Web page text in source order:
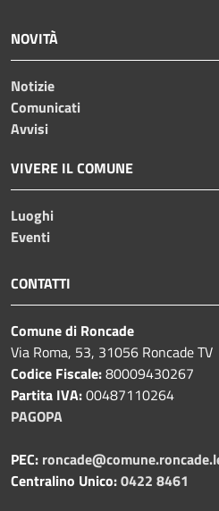
NOVITÀ
Notizie
Comunicati
Avvisi
VIVERE IL COMUNE
Luoghi
Eventi
CONTATTI
Comune di Roncade
Via Roma, 53, 31056 Roncade TV
Codice Fiscale:80009430267
Partita IVA:00487110264
PAGOPA
PEC:
Centralino Unico:0422 8461